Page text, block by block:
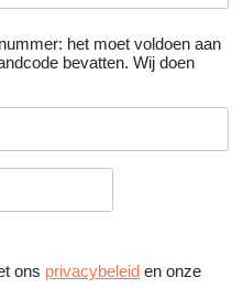
het moet voldoen aan
bevatten. Wij doen
ons privacybeleid en onze